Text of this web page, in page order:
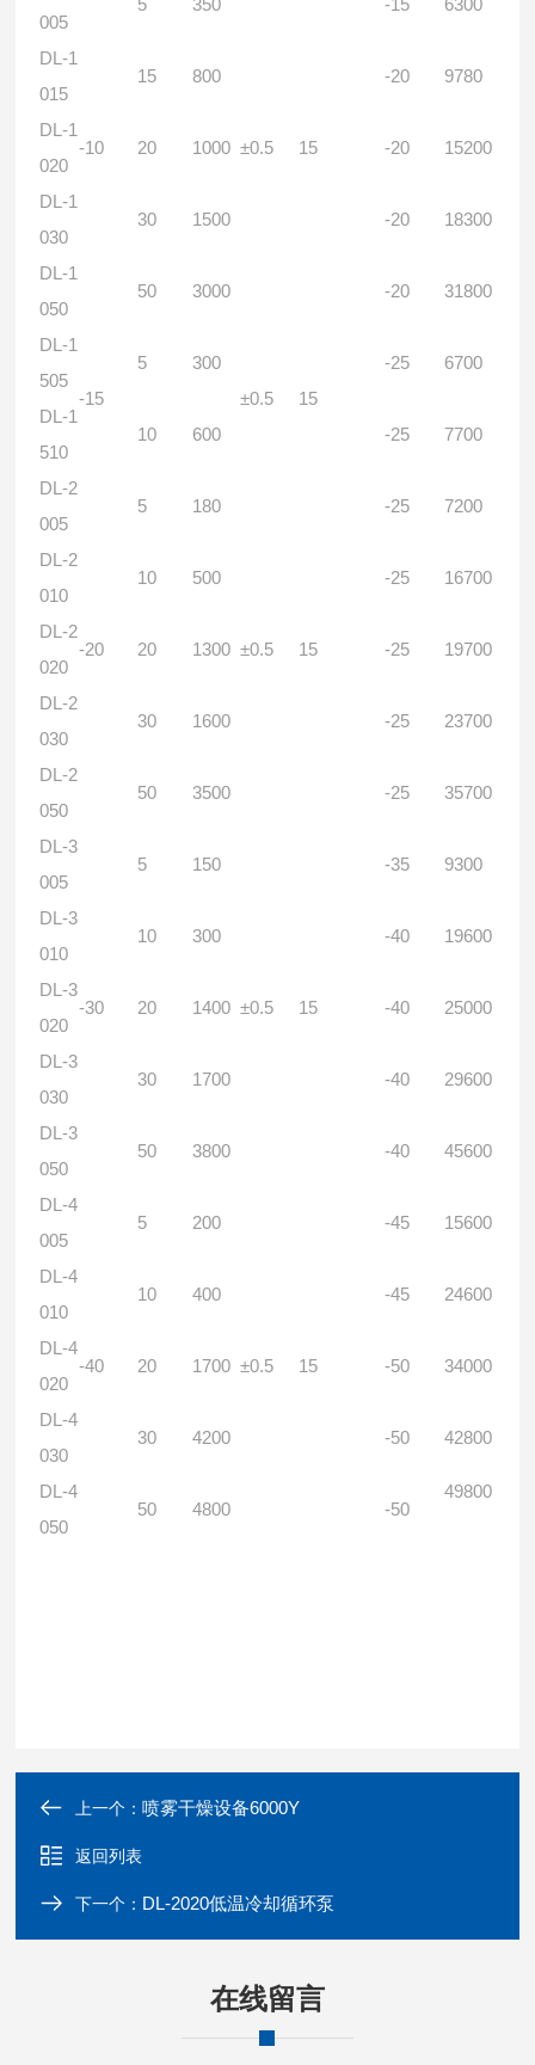
005
-10
5 350
±0.5 15
-15 6300
DL-1
015
15 800 -20 9780
DL-1
020
20 1000 -20 15200
DL-1
030
30 1500 -20 18300
DL-1
050
50 3000 -20 31800
DL-1
505
-15
5
300
±0.5
15
-25 6700
DL-1
510
10 600 -25 7700
DL-2
005
-20
5 180
±0.5 15
-25 7200
DL-2
010
10 500 -25 16700
DL-2
020
20 1300 -25 19700
DL-2
030
30 1600 -25 23700
DL-2
050
50 3500 -25 35700
DL-3
005
-30
5 150
±0.5 15
-35 9300
DL-3
010
10 300 -40 19600
DL-3
020
20 1400 -40 25000
DL-3
030
30 1700 -40 29600
DL-3
050
50 3800 -40 45600
DL-4
005
-40
5 200
±0.5 15
-45 15600
DL-4
010
10 400 -45 24600
DL-4
020
20 1700 -50 34000
DL-4
030
30 4200 -50 42800
DL-4
050
50 4800 -50
49800
上一个： 喷雾干燥设备6000Y
返回列表
下一个： DL-2020低温冷却循环泵
在线留言